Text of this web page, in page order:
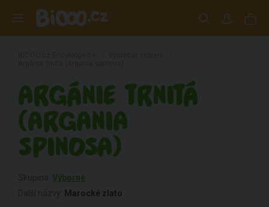
ARGÁNIE TRNITÁ
(ARGANIA
SPINOSA)
Výborné
Marocké zlato